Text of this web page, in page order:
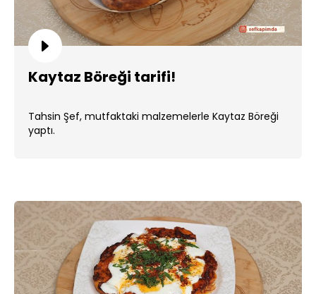
Kaytaz Böreği tarifi!
Tahsin Şef, mutfaktaki malzemelerle Kaytaz Böreği
yaptı.